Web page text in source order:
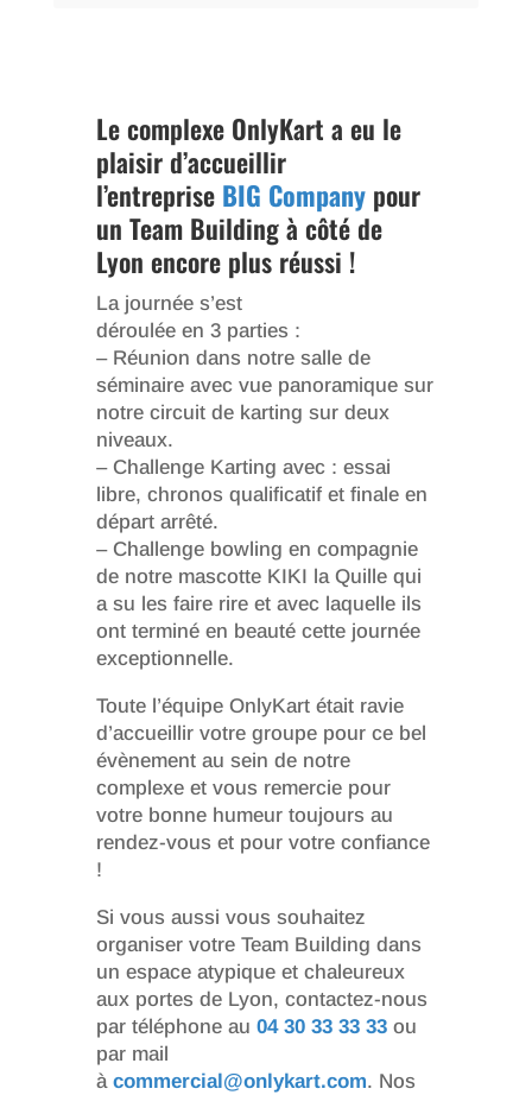
Le complexe OnlyKart a eu le
plaisir d’accueillir
l’entreprise BIG Companypour
un Team Building à côté de
Lyon encore plus réussi !
La journée s’est
déroulée en 3 parties :
– Réunion dans notre salle de
séminaire avec vue panoramique sur
notre circuit de karting sur deux
niveaux.
– Challenge Karting avec : essai
libre, chronos qualificatif et finale en
départ arrêté.
– Challenge bowling en compagnie
de notre mascotte KIKI la Quille qui
a su les faire rire et avec laquelle ils
ont terminé en beauté cette journée
exceptionnelle.
Toute l’équipe OnlyKart était ravie
d’accueillir votre groupe pour ce bel
évènement au sein de notre
complexe et vous remercie pour
votre bonne humeur toujours au
rendez-vous et pour votre confiance
!
Si vous aussi vous souhaitez
organiser votre Team Building dans
un espace atypique et chaleureux
aux portes de Lyon, contactez-nous
par téléphone au 04 30 33 33 33ou
par mail
à commercial@onlykart.com. Nos